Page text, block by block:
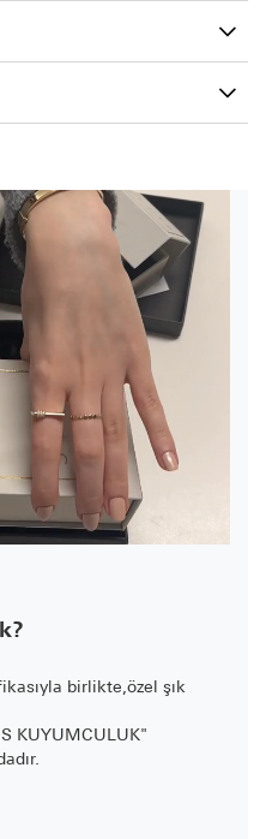
birlikte,özel şık
KUYUMCULUK"